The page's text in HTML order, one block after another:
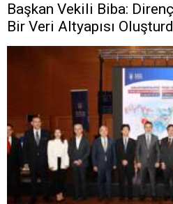
Başkan Vekili Biba:
Bir Veri Altyapısı